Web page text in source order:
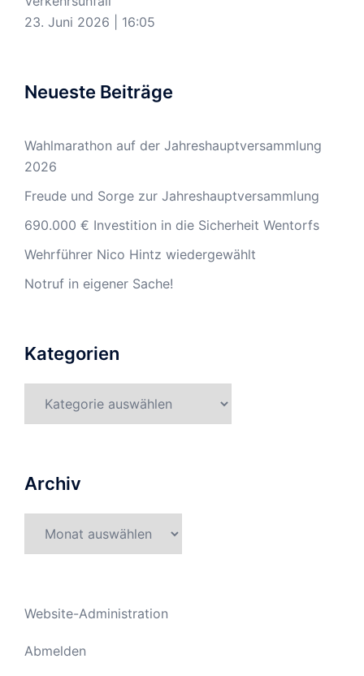
23. Juni 2026
16:05
Neueste Beiträge
Wahlmarathon auf der Jahreshauptversammlung
2026
Freude und Sorge zur Jahreshauptversammlung
690.000 € Investition in die Sicherheit Wentorfs
Wehrführer Nico Hintz wiedergewählt
Notruf in eigener Sache!
Kategorien
Archiv
Website-Administration
Abmelden